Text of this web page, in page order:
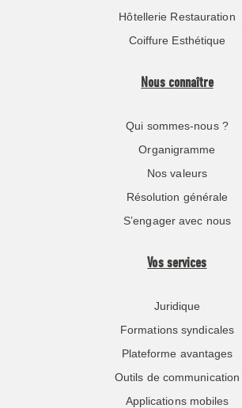
Hôtellerie Restauration
Coiffure Esthétique
Nous connaître
Qui sommes-nous ?
Organigramme
Nos valeurs
Résolution générale
S’engager avec nous
Vos services
Juridique
Formations syndicales
Plateforme avantages
Outils de communication
Applications mobiles